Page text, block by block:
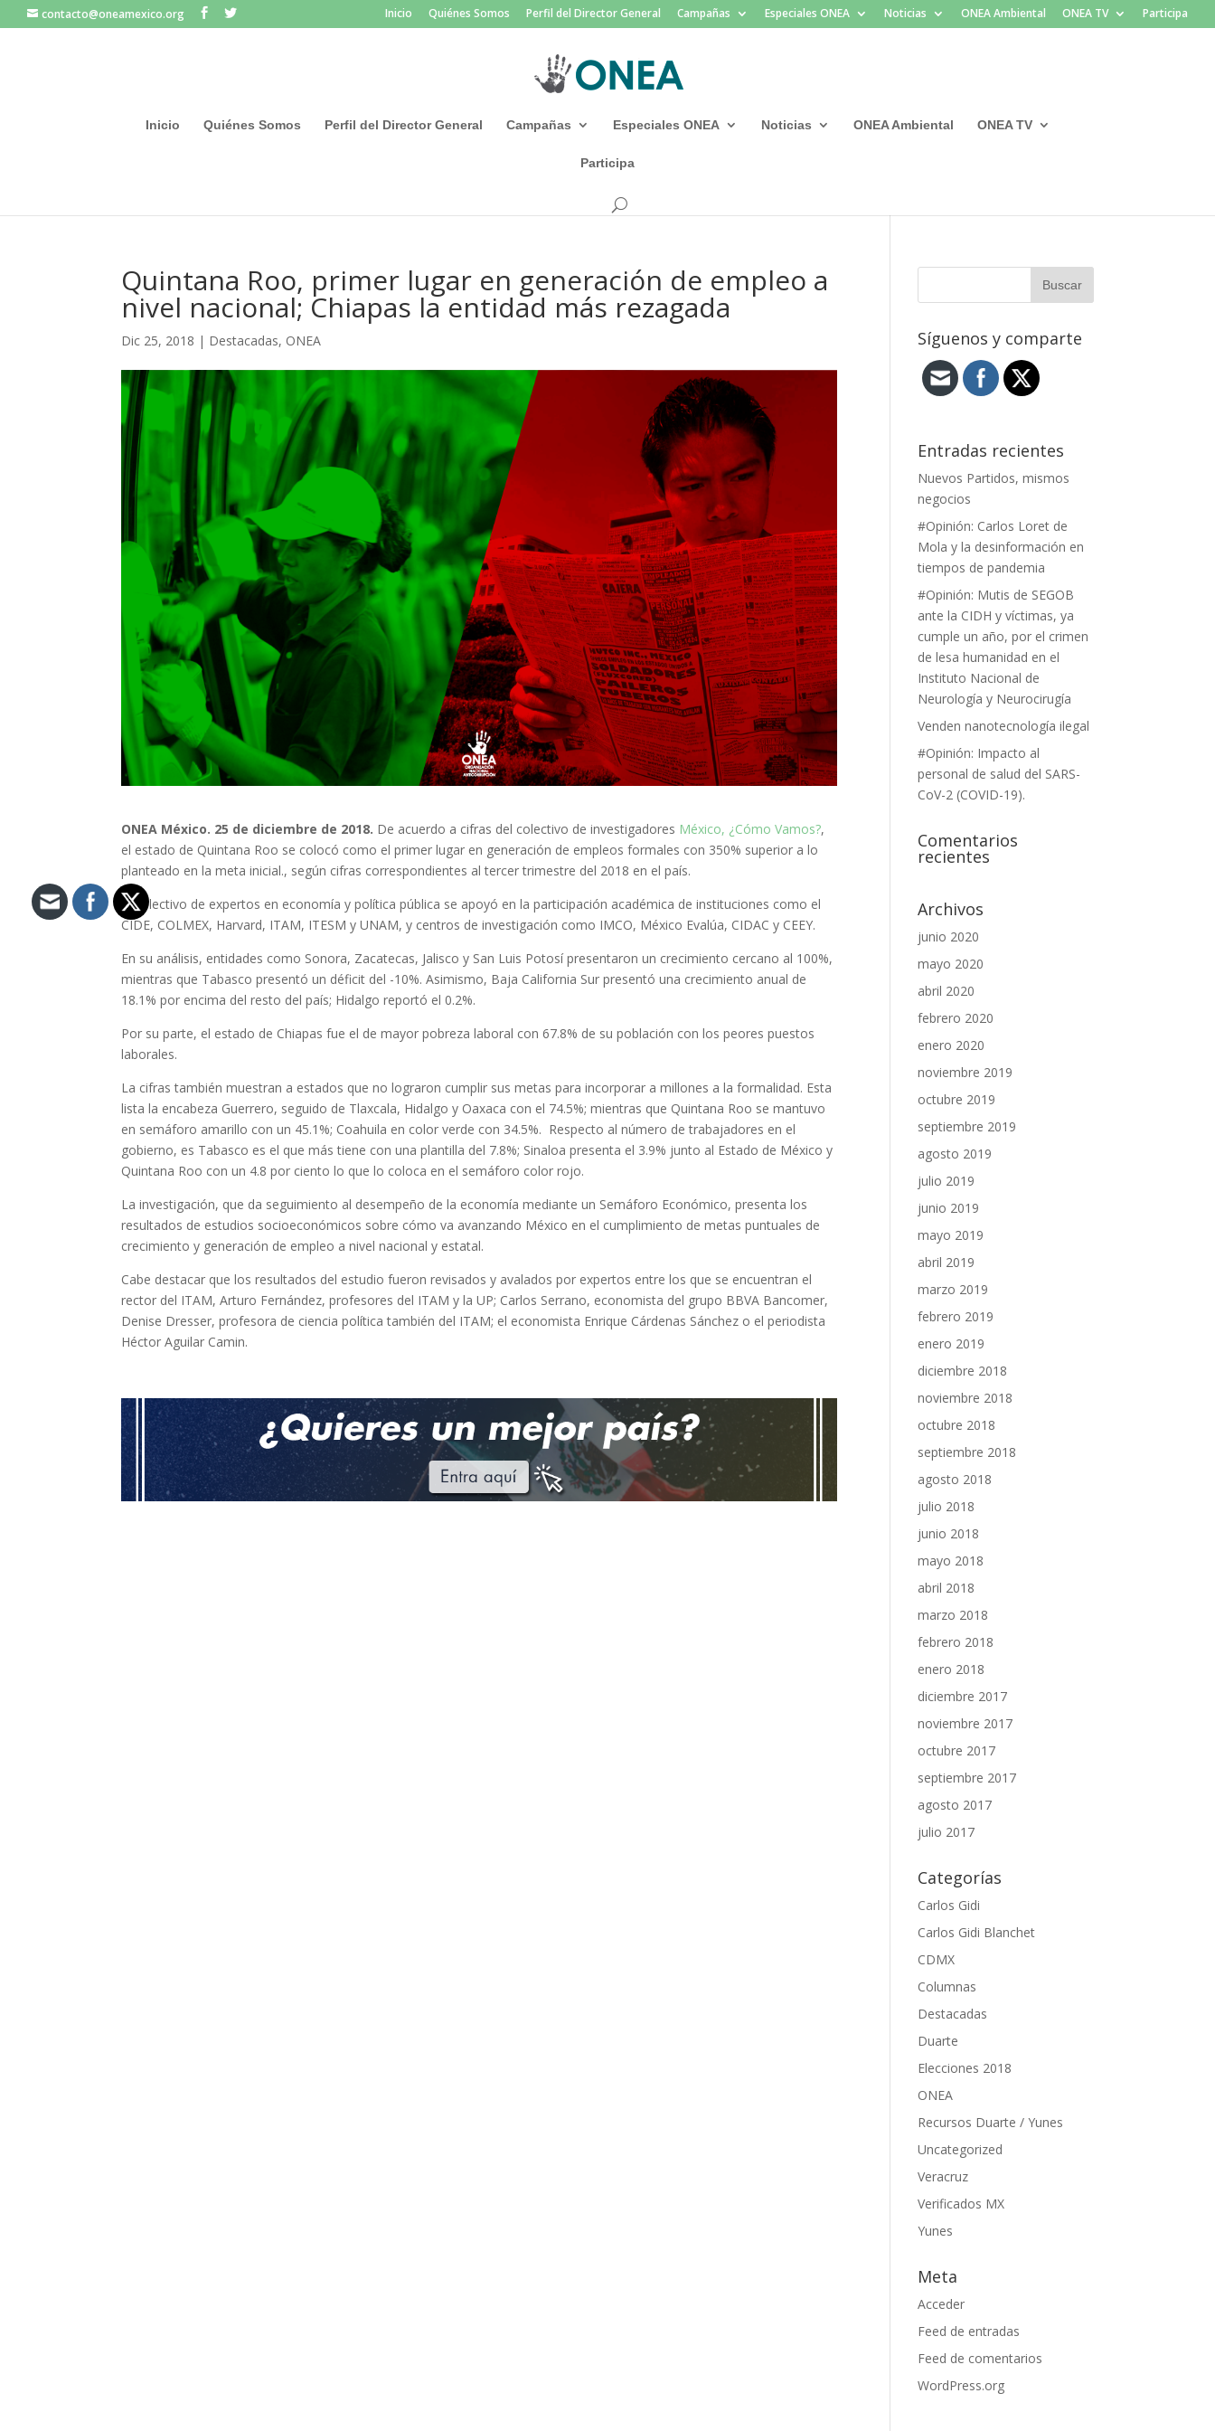
contacto@oneamexico.org Inicio Quiénes Somos Perfil del Director General Campañas Especiales ONEA Noticias ONEA Ambiental ONEA TV Participa
Inicio Quiénes Somos Perfil del Director General Campañas Especiales ONEA Noticias ONEA Ambiental ONEA TV
Participa
Quintana Roo, primer lugar en generación de empleo a
nivel nacional; Chiapas la entidad más rezagada
Dic 25, 2018 | Destacadas, ONEA
ONEA México. 25 de diciembre de 2018. De acuerdo a cifras del colectivo de investigadores México, ¿Cómo Vamos?,
el estado de Quintana Roo se colocó como el primer lugar en generación de empleos formales con 350% superior a lo
planteado en la meta inicial., según cifras correspondientes al tercer trimestre del 2018 en el país.
El colectivo de expertos en economía y política pública se apoyó en la participación académica de instituciones como el
CIDE, COLMEX, Harvard, ITAM, ITESM y UNAM, y centros de investigación como IMCO, México Evalúa, CIDAC y CEEY.
En su análisis, entidades como Sonora, Zacatecas, Jalisco y San Luis Potosí presentaron un crecimiento cercano al 100%,
mientras que Tabasco presentó un déficit del -10%. Asimismo, Baja California Sur presentó una crecimiento anual de
18.1% por encima del resto del país; Hidalgo reportó el 0.2%.
Por su parte, el estado de Chiapas fue el de mayor pobreza laboral con 67.8% de su población con los peores puestos
laborales.
La cifras también muestran a estados que no lograron cumplir sus metas para incorporar a millones a la formalidad. Esta
lista la encabeza Guerrero, seguido de Tlaxcala, Hidalgo y Oaxaca con el 74.5%; mientras que Quintana Roo se mantuvo
en semáforo amarillo con un 45.1%; Coahuila en color verde con 34.5%. Respecto al número de trabajadores en el
gobierno, es Tabasco es el que más tiene con una plantilla del 7.8%; Sinaloa presenta el 3.9% junto al Estado de México y
Quintana Roo con un 4.8 por ciento lo que lo coloca en el semáforo color rojo.
La investigación, que da seguimiento al desempeño de la economía mediante un Semáforo Económico, presenta los
resultados de estudios socioeconómicos sobre cómo va avanzando México en el cumplimiento de metas puntuales de
crecimiento y generación de empleo a nivel nacional y estatal.
Cabe destacar que los resultados del estudio fueron revisados y avalados por expertos entre los que se encuentran el
rector del ITAM, Arturo Fernández, profesores del ITAM y la UP; Carlos Serrano, economista del grupo BBVA Bancomer,
Denise Dresser, profesora de ciencia política también del ITAM; el economista Enrique Cárdenas Sánchez o el periodista
Héctor Aguilar Camin.
Síguenos y comparte
Entradas recientes
Nuevos Partidos, mismos
negocios
#Opinión: Carlos Loret de
Mola y la desinformación en
tiempos de pandemia
#Opinión: Mutis de SEGOB
ante la CIDH y víctimas, ya
cumple un año, por el crimen
de lesa humanidad en el
Instituto Nacional de
Neurología y Neurocirugía
Venden nanotecnología ilegal
#Opinión: Impacto al
personal de salud del SARS-
CoV-2 (COVID-19).
Comentarios
recientes
Archivos
junio 2020
mayo 2020
abril 2020
febrero 2020
enero 2020
noviembre 2019
octubre 2019
septiembre 2019
agosto 2019
julio 2019
junio 2019
mayo 2019
abril 2019
marzo 2019
febrero 2019
enero 2019
diciembre 2018
noviembre 2018
octubre 2018
septiembre 2018
agosto 2018
julio 2018
junio 2018
mayo 2018
abril 2018
marzo 2018
febrero 2018
enero 2018
diciembre 2017
noviembre 2017
octubre 2017
septiembre 2017
agosto 2017
julio 2017
Categorías
Carlos Gidi
Carlos Gidi Blanchet
CDMX
Columnas
Destacadas
Duarte
Elecciones 2018
ONEA
Recursos Duarte / Yunes
Uncategorized
Veracruz
Verificados MX
Yunes
Meta
Acceder
Feed de entradas
Feed de comentarios
WordPress.org